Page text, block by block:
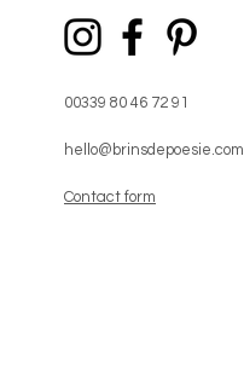
00339 80 46 72 91
hello@brinsdepoesie.com
Contact form